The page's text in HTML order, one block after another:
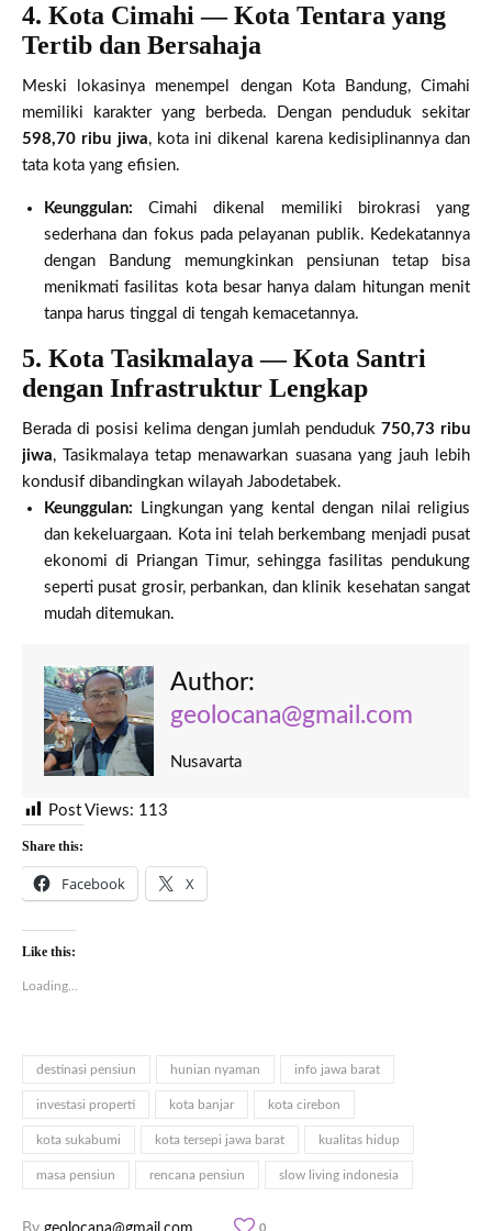
4. Kota Cimahi — Kota Tentara yang
Tertib dan Bersahaja
Meski lokasinya menempel dengan Kota Bandung, Cimahi
memiliki karakter yang berbeda. Dengan penduduk sekitar
598,70 ribu jiwa, kota ini dikenal karena kedisiplinannya dan
tata kota yang efisien.
Keunggulan: Cimahi dikenal memiliki birokrasi yang
sederhana dan fokus pada pelayanan publik. Kedekatannya
dengan Bandung memungkinkan pensiunan tetap bisa
menikmati fasilitas kota besar hanya dalam hitungan menit
tanpa harus tinggal di tengah kemacetannya.
5. Kota Tasikmalaya — Kota Santri
dengan Infrastruktur Lengkap
Berada di posisi kelima dengan jumlah penduduk 750,73 ribu
jiwa, Tasikmalaya tetap menawarkan suasana yang jauh lebih
kondusif dibandingkan wilayah Jabodetabek.
Keunggulan: Lingkungan yang kental dengan nilai religius
dan kekeluargaan. Kota ini telah berkembang menjadi pusat
ekonomi di Priangan Timur, sehingga fasilitas pendukung
seperti pusat grosir, perbankan, dan klinik kesehatan sangat
mudah ditemukan.
Author:
geolocana@gmail.com
Nusavarta
Post Views: 113
Share this:
Facebook X
Like this:
Loading...
destinasi pensiun hunian nyaman info jawa barat
investasi properti kota banjar kota cirebon
kota sukabumi kota tersepi jawa barat kualitas hidup
masa pensiun rencana pensiun slow living indonesia
0